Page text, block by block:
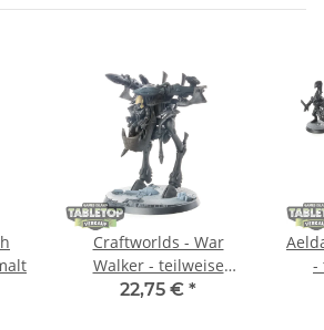
Craftworlds - War
Walker - teilweise
bemalt
22,75 € *
-